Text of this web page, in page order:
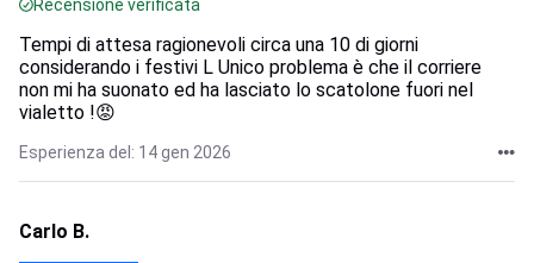
Recensione verificata
Tempi di attesa ragionevoli circa una 10 di giorni
considerando i festivi L Unico problema è che il corriere
non mi ha suonato ed ha lasciato lo scatolone fuori nel
vialetto !😡
Esperienza del: 14 gen 2026
Carlo B.